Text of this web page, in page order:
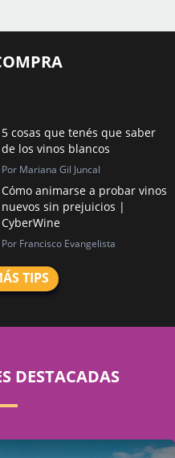
5 cosas que tenés que saber
de los vinos blancos
Por Mariana Gil Juncal
Cómo animarse a probar vinos
nuevos sin prejuicios |
CyberWine
Por Francisco Evangelista
TIPS
DESTACADAS